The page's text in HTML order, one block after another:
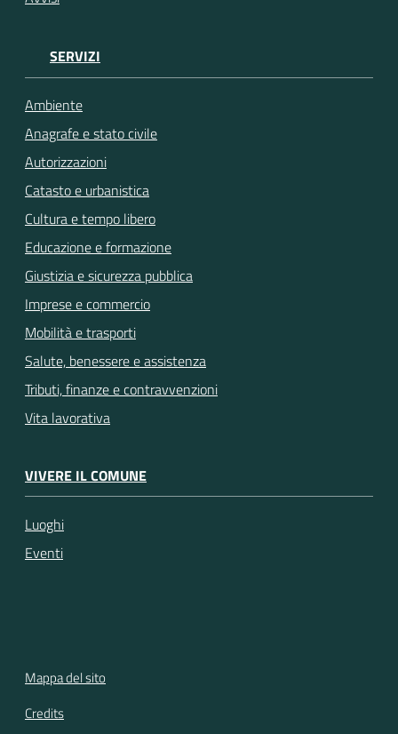
SERVIZI
Ambiente
Anagrafe e stato civile
Autorizzazioni
Catasto e urbanistica
Cultura e tempo libero
Educazione e formazione
Giustizia e sicurezza pubblica
Imprese e commercio
Mobilità e trasporti
Salute, benessere e assistenza
Tributi, finanze e contravvenzioni
Vita lavorativa
VIVERE IL COMUNE
Luoghi
Eventi
Mappa del sito
Credits